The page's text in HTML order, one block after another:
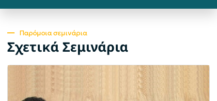
Παρόμοια σεμινάρια
Σχετικά Σεμινάρια